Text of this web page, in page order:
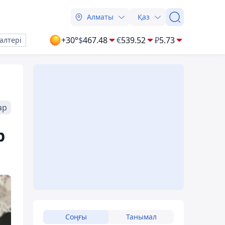
Алматы Қаз
+30°$467.48 €539.52 ₽5.73
Соңғы Танымал